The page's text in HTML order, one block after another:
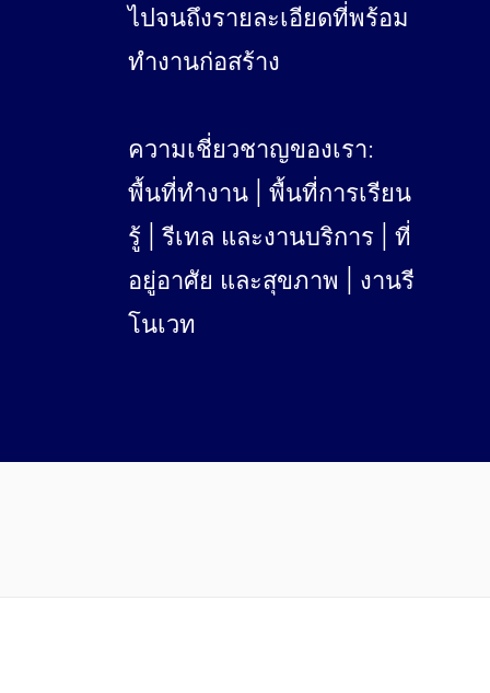
ไปจนถึงรายละเอียดที่พร้อม
ทำงานก่อสร้าง
ความเชี่ยวชาญของเรา:
พื้นที่ทำงาน | พื้นที่การเรียน
รู้ | รีเทล และงานบริการ | ที่
อยู่อาศัย และสุขภาพ | งานรี
โนเวท